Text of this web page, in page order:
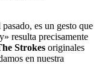
es un gesto que
resulta precisamente
Strokes originales
en nuestra